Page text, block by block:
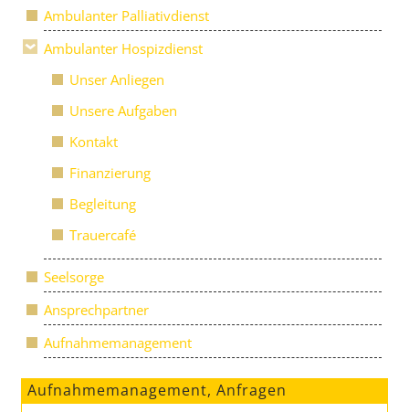
Ambulanter Palliativdienst
Ambulanter Hospizdienst
Unser Anliegen
Unsere Aufgaben
Kontakt
Finanzierung
Begleitung
Trauercafé
Seelsorge
Ansprechpartner
Aufnahmemanagement
Aufnahmemanagement, Anfragen